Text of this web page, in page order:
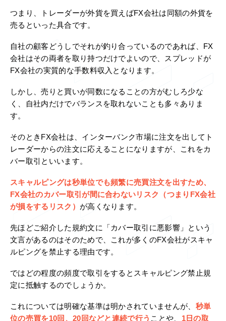
つまり、トレーダーが外貨を買えばFX会社は同額の外貨を
売るといった具合です。
自社の顧客どうしでそれが釣り合っているのであれば、FX
会社はその両者を取り持つだけでよいので、スプレッドが
FX会社の実質的な手数料収入となります。
しかし、売りと買いが同数になることの方がむしろ少な
く、自社内だけでバランスを取れないことも多々ありま
す。
そのときFX会社は、インターバンク市場に注文を出してト
レーダーからの注文に応えることになりますが、これをカ
バー取引といいます。
スキャルピングは秒単位でも頻繁に売買注文を出すため、
FX会社のカバー取引が間に合わないリスク（つまりFX会社
が損をするリスク） が高くなります。
先ほどご紹介した規約文に「カバー取引に悪影響」という
文言があるのはそのためで、これが多くのFX会社がスキャ
ルピングを禁止する理由です。
ではどの程度の頻度で取引をするとスキャルピング禁止規
定に抵触するのでしょうか。
これについては明確な基準は明かされていませんが、 秒単
位の売買を10回、20回などと連続で行う ことや、 1日の取